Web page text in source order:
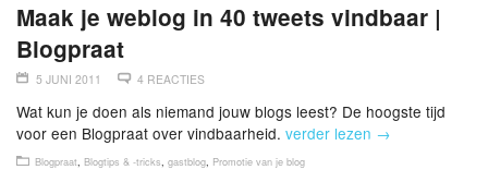
Maak je weblog in 40 tweets vindbaar |
Blogpraat
5 JUNI 2011 4 REACTIES
Wat kun je doen als niemand jouw blogs leest? De hoogste tijd
voor een Blogpraat over vindbaarheid. verder lezen →
Blogpraat, Blogtips & -tricks, gastblog, Promotie van je blog